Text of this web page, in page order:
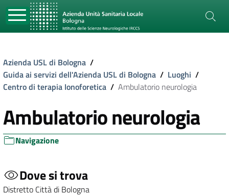
Azienda USL di Bologna /
Guida ai servizi dell'Azienda USL di Bologna / Luoghi /
Centro di terapia Ionoforetica / Ambulatorio neurologia
Ambulatorio neurologia
Navigazione
Dove si trova
Distretto Città di Bologna